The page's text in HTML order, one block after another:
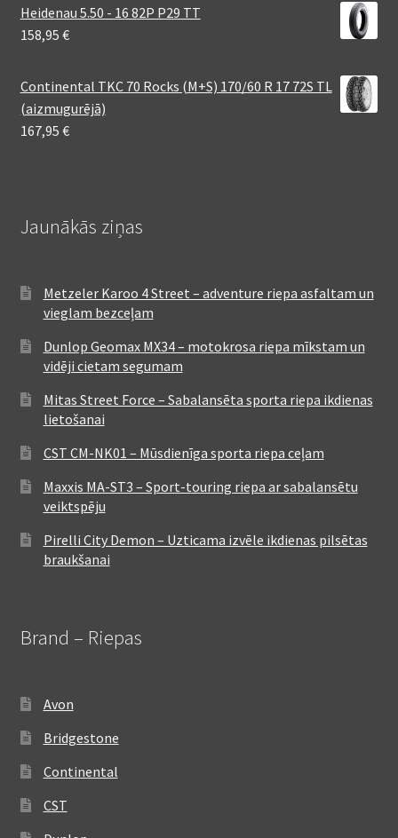
Heidenau 5.50 - 16 82P P29 TT
158,95 €
Continental TKC 70 Rocks (M+S) 170/60 R 17 72S TL
(aizmugurējā)
167,95 €
Jaunākās ziņas
Metzeler Karoo 4 Street – adventure riepa asfaltam un
vieglam bezceļam
Dunlop Geomax MX34 – motokrosa riepa mīkstam un
vidēji cietam segumam
Mitas Street Force – Sabalansēta sporta riepa ikdienas
lietošanai
CST CM-NK01 – Mūsdienīga sporta riepa ceļam
Maxxis MA-ST3 – Sport-touring riepa ar sabalansētu
veiktspēju
Pirelli City Demon – Uzticama izvēle ikdienas pilsētas
braukšanai
Brand – Riepas
Avon
Bridgestone
Continental
CST